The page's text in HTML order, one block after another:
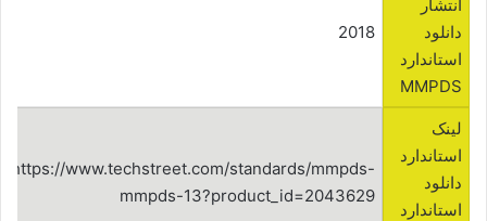
انتشار
دانلود
استاندارد
MMPDS
2018
لینک
استاندارد
دانلود
استاندارد
https://www.techstreet.com/standards/mmpds-
mmpds-13?product_id=2043629